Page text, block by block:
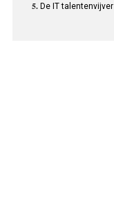
De IT talentenvijver